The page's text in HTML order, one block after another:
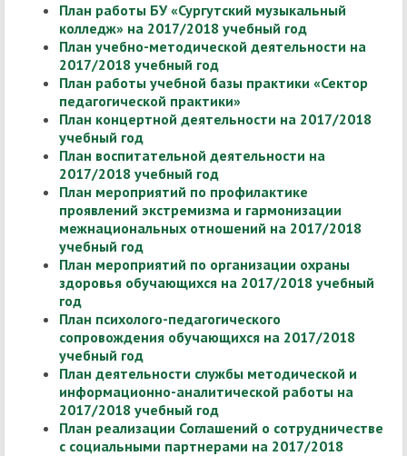
План работы БУ «Сургутский музыкальный
колледж» на 2017/2018 учебный год
План учебно-методической деятельности на
2017/2018 учебный год
План работы учебной базы практики «Сектор
педагогической практики»
План концертной деятельности на 2017/2018
учебный год
План воспитательной деятельности на
2017/2018 учебный год
План мероприятий по профилактике
проявлений экстремизма и гармонизации
межнациональных отношений на 2017/2018
учебный год
План мероприятий по организации охраны
здоровья обучающихся на 2017/2018 учебный
год
План психолого-педагогического
сопровождения обучающихся на 2017/2018
учебный год
План деятельности службы методической и
информационно-аналитической работы на
2017/2018 учебный год
План реализации Соглашений о сотрудничестве
с социальными партнерами на 2017/2018